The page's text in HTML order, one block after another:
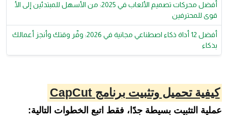
أفضل محركات تصميم الألعاب في 2025: من الأسهل للمبتدئين إلى الأ
قوى للمحترفين
أفضل 12 أداة ذكاء اصطناعي مجانية في 2026: وفّر وقتك وأنجز أعمالك
بذكاء
كيفية تحميل وتثبيت برنامج CapCut
عملية التثبيت بسيطة جدًا، فقط اتبع الخطوات التالية: